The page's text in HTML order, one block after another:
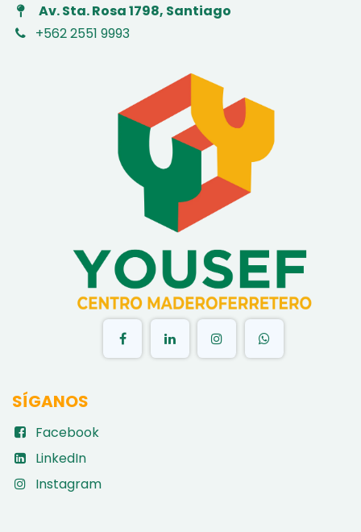
Av. Sta. Rosa 1798, Santiago
+562 2551 9993
SÍGANOS
Facebook
LinkedIn
Instagram